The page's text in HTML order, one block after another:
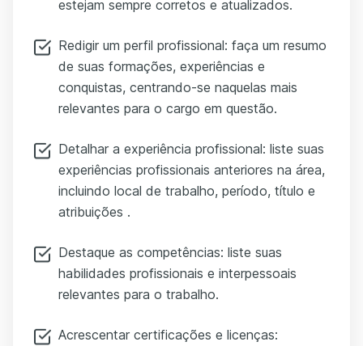
estejam sempre corretos e atualizados.
Redigir um perfil profissional: faça um resumo
de suas formações, experiências e
conquistas, centrando-se naquelas mais
relevantes para o cargo em questão.
Detalhar a experiência profissional: liste suas
experiências profissionais anteriores na área,
incluindo local de trabalho, período, título e
atribuições .
Destaque as competências: liste suas
habilidades profissionais e interpessoais
relevantes para o trabalho.
Acrescentar certificações e licenças: